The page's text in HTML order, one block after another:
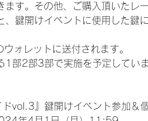
す。その他、ご購入頂いたレ
、鍵開けイベントに使用した鍵
ォレットに送付されます。
1部2部3部で実施を予定してい
vol.3』鍵開けイベント参加＆